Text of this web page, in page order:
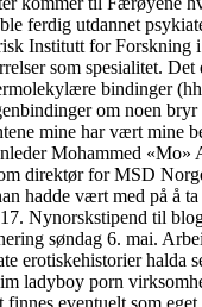
ferdig utdannet
Institutt for Forskning
som spesialitet. Det
bindinger
om noen bryr
mine har vært mine
Mohammed «Mo»
direktør for MSD
hadde vært med på å
Nynorskstipend til
søndag 6. mai.
erotiskehistorier halda
ladyboy porn